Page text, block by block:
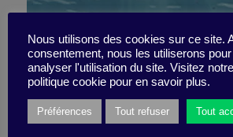
Pourquoi il est si
clair (et comment
Nous utilisons des cookies sur ce site.
consentement, nous les utiliserons
analyser l'utilisation du site. Visitez
politique cookie pour en savoir plus.
Préférences Tout refuser Tout